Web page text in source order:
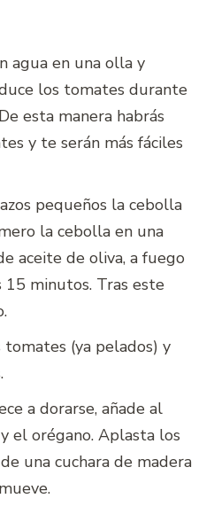
agua en una olla y
los tomates durante
esta manera habrás
y te serán más fáciles
pequeños la cebolla
la cebolla en una
aceite de oliva, a fuego
minutos. Tras este
(ya pelados) y
a dorarse, añade al
el orégano. Aplasta los
una cuchara de madera